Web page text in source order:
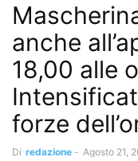
anche
18,00 alle
forze
Di redazione - Agosto 21,